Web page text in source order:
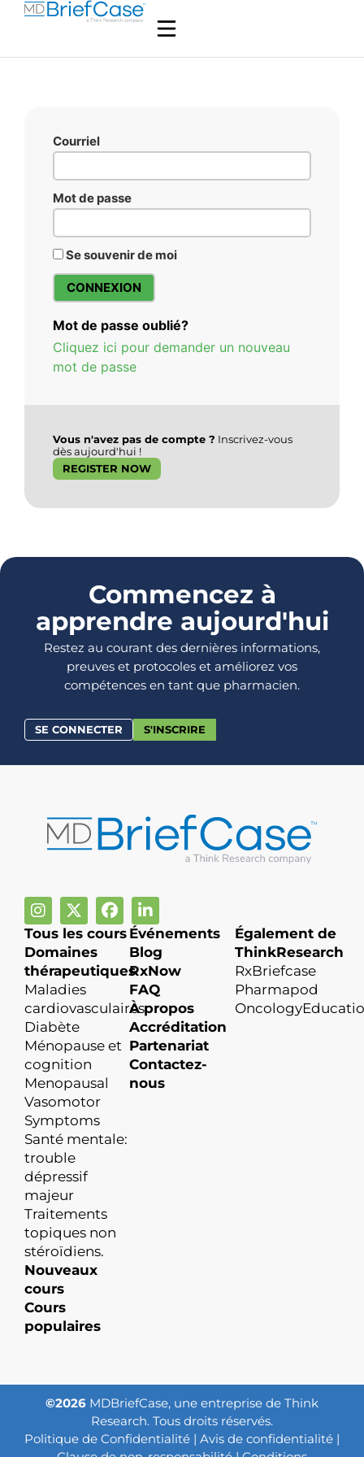
Courriel
Mot de passe
Se souvenir de moi
Mot de passe oublié?
Cliquez ici pour demander un nouveau
mot de passe
Vous n'avez pas de compte ? Inscrivez-vous
dès aujourd'hui !
REGISTER NOW
Commencez à
apprendre aujourd'hui
Restez au courant des dernières informations,
preuves et protocoles et améliorez vos
compétences en tant que pharmacien.
SE CONNECTER S'INSCRIRE
Tous les cours
Domaines
thérapeutiques
Maladies
cardiovasculaires
Diabète
Ménopause et
cognition
Menopausal
Vasomotor
Symptoms
Santé mentale:
trouble
dépressif
majeur
Traitements
topiques non
stéroïdiens.
Nouveaux
cours
Cours
populaires
Événements
Blog
RxNow
FAQ
À propos
Accréditation
Partenariat
Contactez-
nous
Également de
ThinkResearch
RxBriefcase
Pharmapod
©2026 MDBriefCase, une entreprise de Think
Research. Tous droits réservés.
Politique de Confidentialité | Avis de confidentialité |